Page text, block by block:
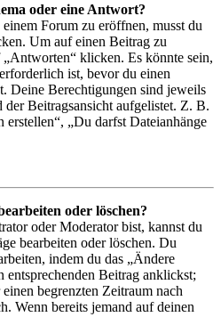
oder eine Antwort?
Forum zu eröffnen, musst du
Um auf einen Beitrag zu
klicken. Es könnte sein,
ist, bevor du einen
Deine Berechtigungen sind jeweils
der Beitragsansicht aufgelistet. Z. B.
erstellen“, „Du darfst Dateianhänge
oder löschen?
oder Moderator bist, kannst du
bearbeiten oder löschen. Du
indem du das „Ändere
entsprechenden Beitrag anklickst;
begrenzten Zeitraum nach
Wenn bereits jemand auf deinen